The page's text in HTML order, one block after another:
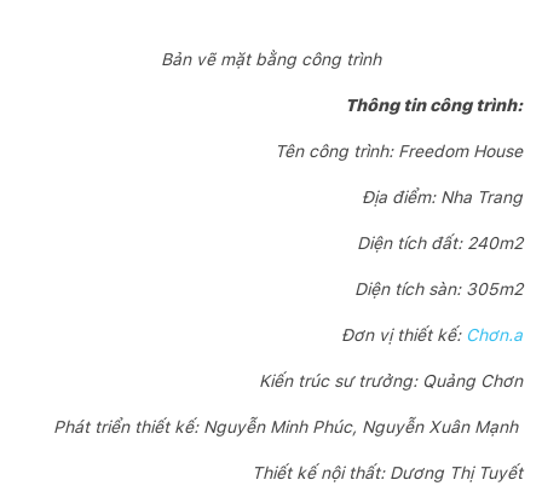
Bản vẽ mặt bằng công trình
Thông tin công trình:
Tên công trình: Freedom House
Địa điểm: Nha Trang
Diện tích đất: 240m2
Diện tích sàn: 305m2
Đơn vị thiết kế: Chơn.a
Kiến trúc sư trưởng: Quảng Chơn
Phát triển thiết kế: Nguyễn Minh Phúc, Nguyễn Xuân Mạnh
Thiết kế nội thất: Dương Thị Tuyết